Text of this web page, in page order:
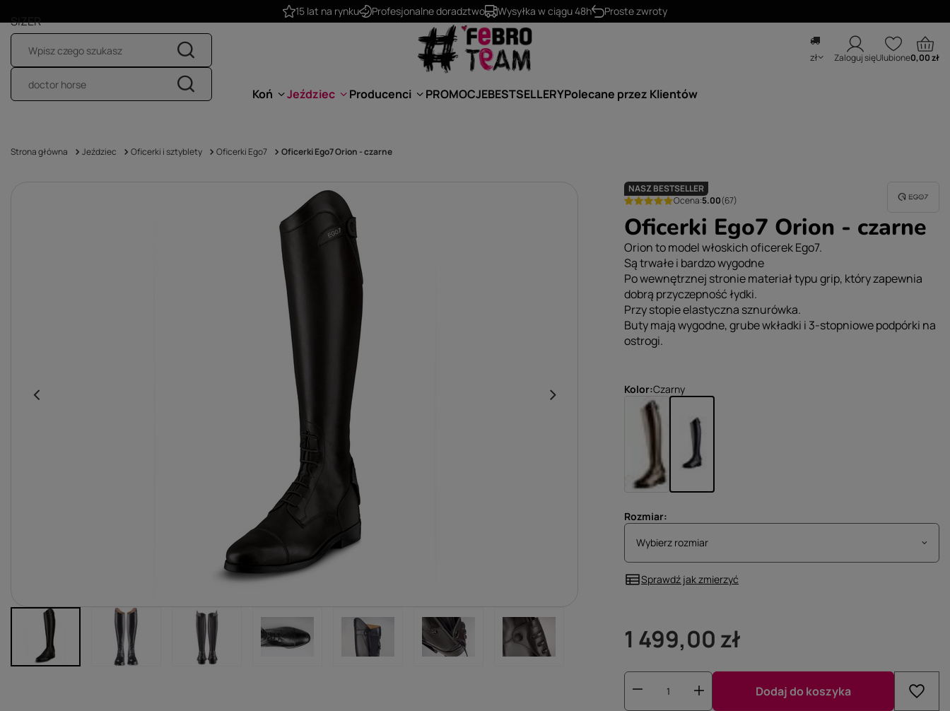
15 lat na rynku Profesjonalne doradztwo Wysyłka w ciągu 48h Proste zwroty
zł Zaloguj sięUlubione0,00 zł
Koń Jeździec Producenci PROMOCJEBESTSELLERYPolecane przez Klientów
Strona główna Jeździec Oficerki i sztyblety Oficerki Ego7 Oficerki Ego7 Orion - czarne
NASZ BESTSELLER
Ocena:5.00(67)
Oficerki Ego7 Orion - czarne
Orion to model włoskich oficerek Ego7.
Są trwałe i bardzo wygodne
Po wewnętrznej stronie materiał typu grip, który zapewnia
dobrą przyczepność łydki.
Przy stopie elastyczna sznurówka.
Buty mają wygodne, grube wkładki i 3-stopniowe podpórki na
ostrogi.
Kolor Czarny
Rozmiar
Wybierz rozmiar
Wybierz rozmiar
Sprawdź jak zmierzyć
1 499,00 zł
Dodaj do koszyka
SIZER